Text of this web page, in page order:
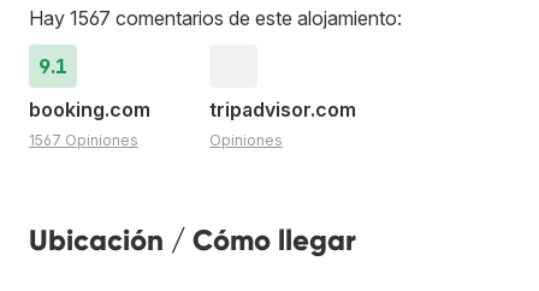
Hay 1567 comentarios de este alojamiento:
9.1
booking.com
1567 Opiniones
tripadvisor.com
Opiniones
Ubicación / Cómo llegar